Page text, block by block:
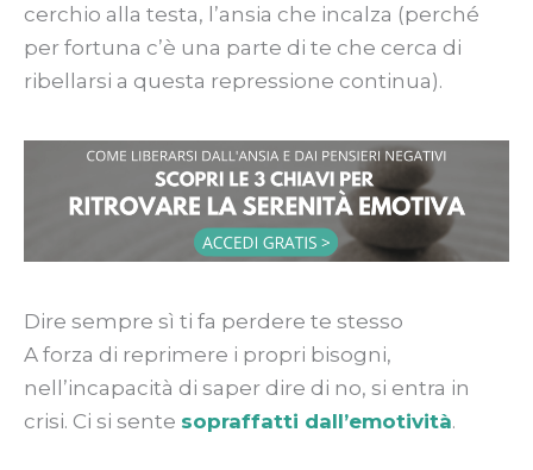
cerchio alla testa, l’ansia che incalza (perché
per fortuna c’è una parte di te che cerca di
ribellarsi a questa repressione continua).
Dire sempre sì ti fa perdere te stesso
A forza di reprimere i propri bisogni,
nell’incapacità di saper dire di no, si entra in
crisi. Ci si sente sopraffatti dall’emotività.